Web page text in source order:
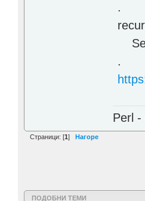
.
.
Perl -
Страници: [1] Нагоре
ПОДОБНИ ТЕМИ